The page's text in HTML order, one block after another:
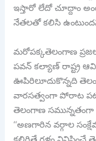
ఇస్తారో లేదో చూద్దాం
నేతలతో కలిసి
మరోపక్కతెలంగాణ
పవన్‌ కల్యాణ్‌ రాష్ట్ర
ఊపిరిలూదుకొన్నది
వారసత్వంగా పోరాట
తెలంగాణ సమున్నతంగా
‘‘అణగారిన వర్గాల